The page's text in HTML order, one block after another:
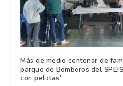
Más de medio centenar de
parque de Bomberos del
con pelotas’